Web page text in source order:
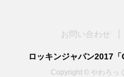
お問い合わせ
ロッキンジャパン2017
Copyright © やわろっ